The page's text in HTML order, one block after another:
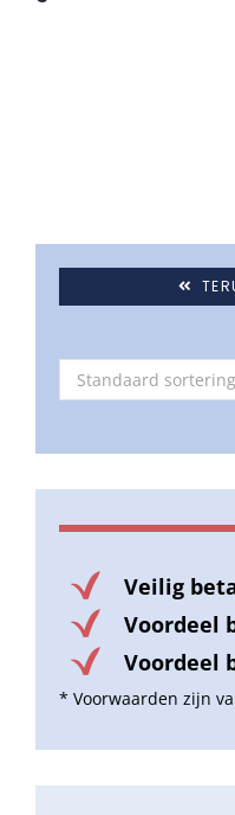
Veilig
Voordeel
Voordeel
* Voorwaarden zijn